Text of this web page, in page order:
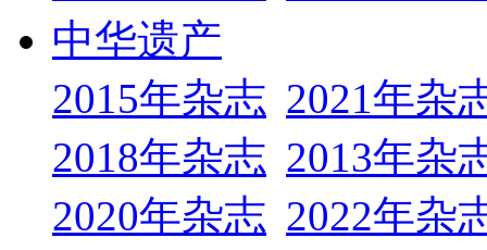
中华遗产
2015年杂志 2021年杂
2018年杂志 2013年杂
2020年杂志 2022年杂